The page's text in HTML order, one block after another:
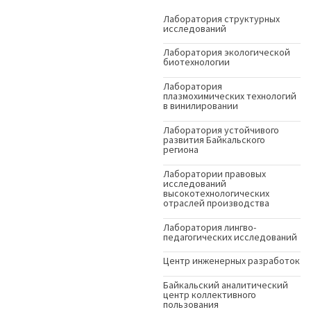
Лаборатория структурных
исследований
Лаборатория экологической
биотехнологии
Лаборатория
плазмохимических технологий
в винилировании
Лаборатория устойчивого
развития Байкальского
региона
Лаборатории правовых
исследований
высокотехнологических
отраслей производства
Лаборатория лингво-
педагогических исследований
Центр инженерных разработок
Байкальский аналитический
центр коллективного
пользования